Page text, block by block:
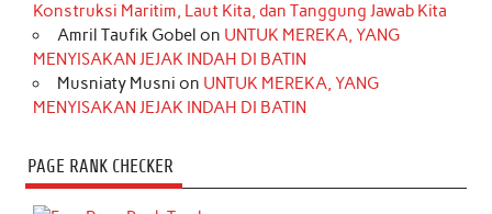
Konstruksi Maritim, Laut Kita, dan Tanggung Jawab Kita
Amril Taufik Gobel on UNTUK MEREKA, YANG
MENYISAKAN JEJAK INDAH DI BATIN
Musniaty Musni on UNTUK MEREKA, YANG
MENYISAKAN JEJAK INDAH DI BATIN
PAGE RANK CHECKER